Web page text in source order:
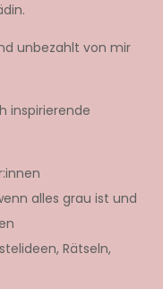
unbezahlt von mir
inspirierende
alles grau ist und
Rätseln,